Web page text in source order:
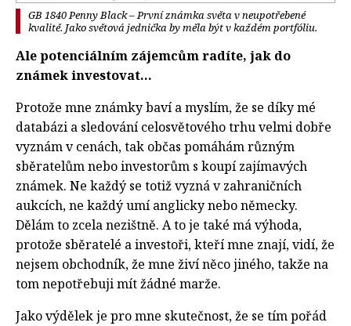
GB 1840 Penny Black – První známka světa v neupotřebené
kvalitě. Jako světová jednička by měla být v každém portfóliu.
Ale potenciálním zájemcům radíte, jak do
známek investovat…
Protože mne známky baví a myslím, že se díky mé
databázi a sledování celosvětového trhu velmi dobře
vyznám v cenách, tak občas pomáhám různým
sběratelům nebo investorům s koupí zajímavých
známek. Ne každý se totiž vyzná v zahraničních
aukcích, ne každý umí anglicky nebo německy.
Dělám to zcela nezištně. A to je také má výhoda,
protože sběratelé a investoři, kteří mne znají, vidí, že
nejsem obchodník, že mne živí něco jiného, takže na
tom nepotřebuji mít žádné marže.
Jako výdělek je pro mne skutečnost, že se tím pořád